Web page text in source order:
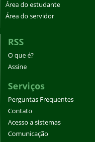
Área do estudante
Área do servidor
RSS
O que é?
Assine
Serviços
Perguntas Frequentes
Contato
Acesso a sistemas
Comunicação